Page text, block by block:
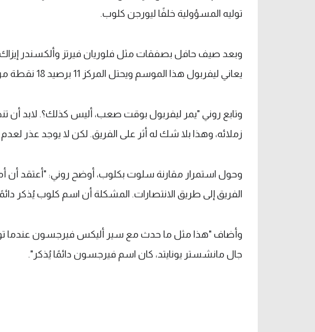
توليه المسؤولية خلفًا ليورجن كلوب.
يعاني ليفربول هذا الموسم ويحتل المركز 11 برصيد 18 نقطة من 12 مباراة.
وتابع روني "يمر ليفربول بوقت صعب، أليس كذلك؟. لابد أن
زملائه، وهذا بلا شك له أثر على الفريق. لكن لا يوجد عذر
وحول استمرار مقارنة سلوت بكلوب، أوضح روني: "أعتقد أن
الفريق إلى طريق الانتصارات. المشكلة أن اسم كلوب يُذكر
وأضاف "هذا مثل ما حدث مع سير أليكس فيرجسون عندما
جال مانشستر يونايتد، كان اسم فيرجسون دائمًا يُذكر".